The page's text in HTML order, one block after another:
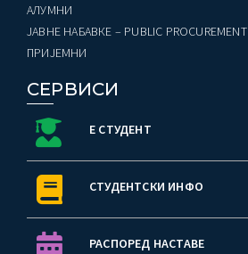
AЛУМНИ
ЈАВНЕ НАБАВКЕ – PUBLIC PROCUREMENT
ПРИЈЕМНИ
СЕРВИСИ
Е СТУДЕНТ
СТУДЕНТСКИ ИНФО
РАСПОРЕД НАСТАВЕ